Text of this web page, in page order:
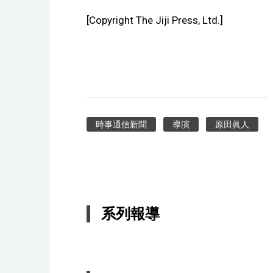
[Copyright The Jiji Press, Ltd.]
時事通信新聞 導演 原田眞人
系列報導